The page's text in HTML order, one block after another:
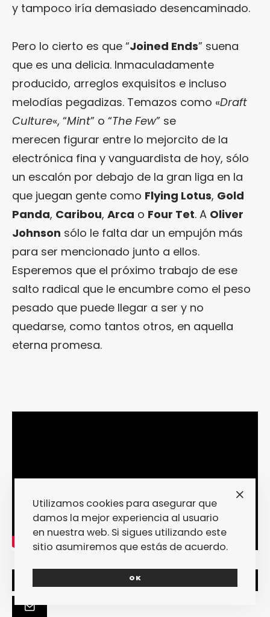
y tampoco iría demasiado desencaminado.
Pero lo cierto es que “Joined Ends” suena
que es una delicia. Inmaculadamente
producido, arreglos exquisitos e incluso
melodías pegadizas. Temazos como «Draft
Culture«, “Mint” o “The Few” se
merecen figurar entre lo mejorcito de la
electrónica fina y vanguardista de hoy, sólo
un escalón por debajo de la gran liga en la
que juegan gente como Flying Lotus, Gold
Panda, Caribou, Arca o Four Tet. A Oliver
Johnson sólo le falta dar un empujón más
para ser mencionado junto a ellos.
Esperemos que el próximo trabajo de ese
salto radical que le encumbre como el peso
pesado que puede llegar a ser y no
quedarse, como tantos otros, en aquella
eterna promesa.
TWEET
Utilizamos cookies para asegurar que
damos la mejor experiencia al usuario
en nuestra web. Si sigues utilizando este
sitio asumiremos que estás de acuerdo.
OK